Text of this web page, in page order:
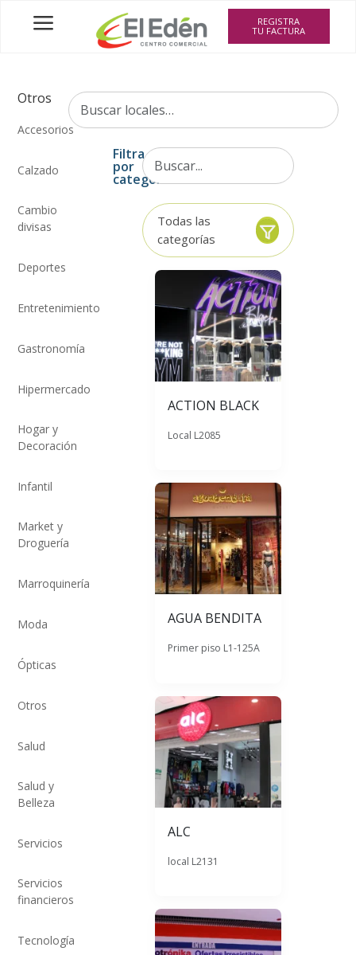
a
REGISTRA
TU FACTURA
Otros
Accesorios
Calzado
Cambio
divisas
Deportes
Entretenimiento
Gastronomía
Hipermercado
Hogar y
Decoración
Infantil
Market y
Droguería
Marroquinería
Moda
Ópticas
Otros
Salud
Salud y
Belleza
Servicios
Servicios
financieros
Tecnología
Filtra
por
categoría
Todas las
categorías
ACTION BLACK
Local L2085
AGUA BENDITA
Primer piso L1-125A
ALC
local L2131